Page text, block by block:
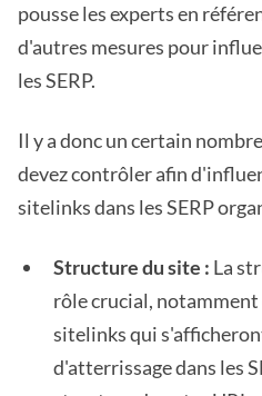
pousse les experts en
d'autres mesures pour
les SERP.
Il y a donc un certain
devez contrôler afin
sitelinks dans les SERP
Structure du site : La
rôle crucial, notamment
sitelinks qui
d'atterrissage dans les